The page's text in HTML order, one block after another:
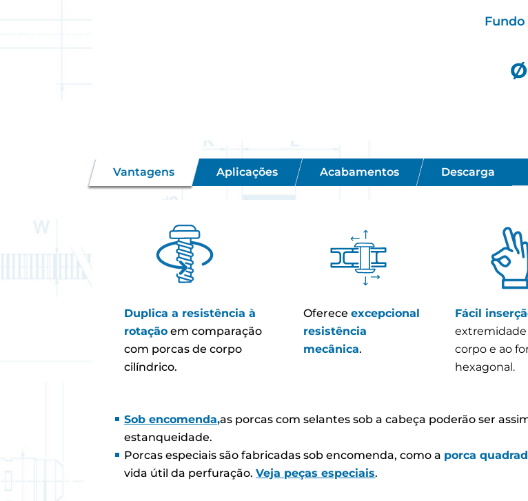
Fundo
Ø
Vantagens Aplicações Acabamentos Descarga
Duplica a resistência à
rotação em comparação
com porcas de corpo
cilíndrico.
Ofereceexcepcional
resistência
mecânica.
Fácil
corpo e ao
hexagonal.
Sob encomenda,as porcas com selantes sob a cabeça poderão ser
estanqueidade.
Porcas especiais são fabricadas sob encomenda, como a porca
vida útil da perfuração.Veja peças especiais.